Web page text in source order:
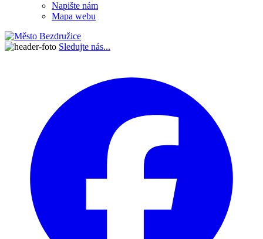
Napište nám
Mapa webu
Sledujte nás...